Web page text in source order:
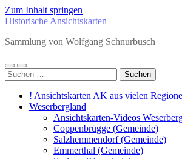
Zum Inhalt springen
Historische Ansichtskarten
Sammlung von Wolfgang Schnurbusch
Mobile-
Menü
Suchfeld
ein-/ausblenden
Suchen
nach:
! Ansichtskarten AK aus vielen
Weserbergland
Ansichtskarten-Videos
Coppenbrügge (Gemeinde)
Salzhemmendorf (Gemeinde)
Emmerthal (Gemeinde)